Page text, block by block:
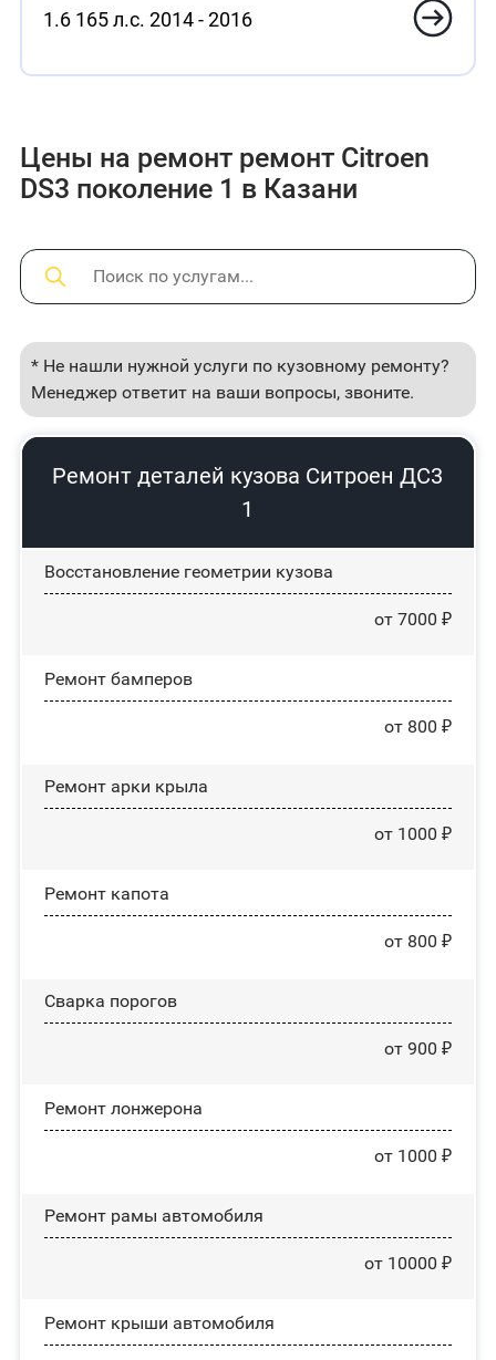
1.6 165 л.с. 2014 - 2016
Цены на ремонт ремонт Citroen
DS3 поколение 1 в Казани
* Не нашли нужной услуги по кузовному ремонту?
Менеджер ответит на ваши вопросы, звоните.
Ремонт деталей кузова Ситроен ДС3
1
Восстановление геометрии кузова
от 7000 ₽
Ремонт бамперов
от 800 ₽
Ремонт арки крыла
от 1000 ₽
Ремонт капота
от 800 ₽
Сварка порогов
от 900 ₽
Ремонт лонжерона
от 1000 ₽
Ремонт рамы автомобиля
от 10000 ₽
Ремонт крыши автомобиля